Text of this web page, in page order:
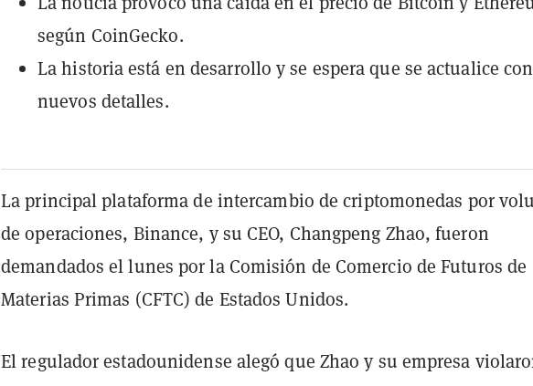
según CoinGecko.
La historia está en desarrollo y se espera que se actualice con
nuevos detalles.
La principal plataforma de intercambio de criptomonedas por
de operaciones, Binance, y su CEO, Changpeng Zhao, fueron
demandados el lunes por la Comisión de Comercio de Futuros de
Materias Primas (CFTC) de Estados Unidos.
El regulador estadounidense alegó que Zhao y su empresa